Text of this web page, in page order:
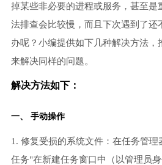
掉某些非必要的进程或服务，甚至是
法排查会比较慢，而且下次遇到了还
办呢？小编提供如下几种解决方法，
来解决同样的问题。
解决方法如下：
一、 手动操作
1. 修复受损的系统文件：在任务管
任务"在新建任务窗口中（以管理员